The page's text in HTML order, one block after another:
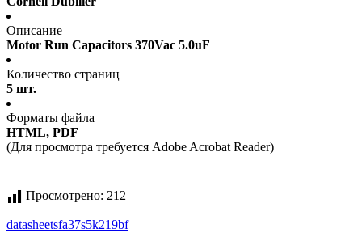
Описание
Motor Run Capacitors 370Vac 5.0uF
Количество страниц
5 шт.
Форматы файла
HTML, PDF
(Для просмотра требуется Adobe Acrobat Reader)
Просмотрено: 212
datasheetsfa37s5k219bf